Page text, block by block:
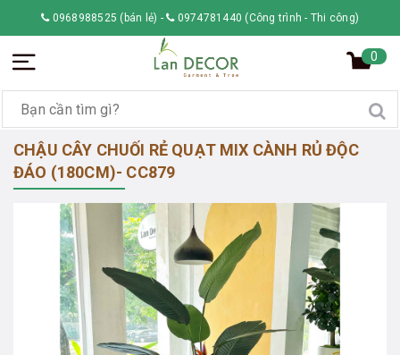
0968988525 (bán lẻ) - 0974781440 (Công trình - Thi công)
0
CHẬU CÂY CHUỐI RẺ QUẠT MIX CÀNH RỦ ĐỘC
ĐÁO (180CM)- CC879